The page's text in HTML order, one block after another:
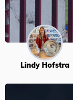
Lindy Hofstra